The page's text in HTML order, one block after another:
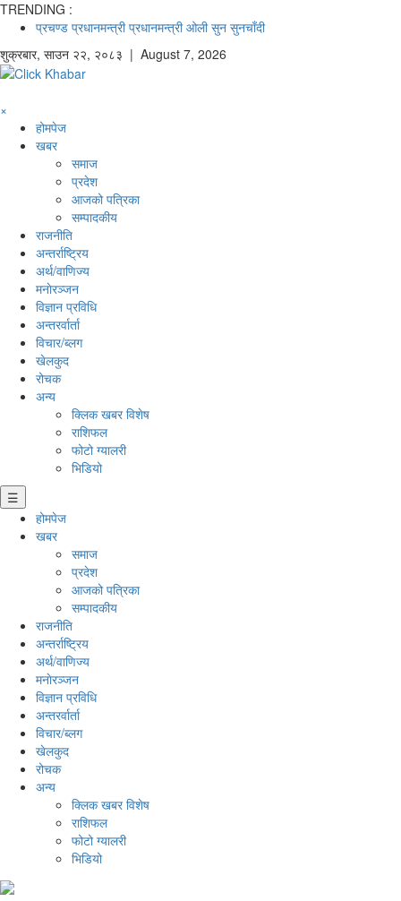
TRENDING :
प्रचण्ड प्रधानमन्त्री प्रधानमन्त्री ओली सुन सुनचाँदी
शुक्रबार, साउन २२, २०८३ | August 7, 2026
×
होमपेज
खबर
समाज
प्रदेश
आजको पत्रिका
सम्पादकीय
राजनीति
अन्तर्राष्ट्रिय
अर्थ/वाणिज्य
मनाेरञ्जन
विज्ञान प्रविधि
अन्तरर्वार्ता
विचार/ब्लग
खेलकुद
रोचक
अन्य
क्लिक खबर विशेष
राशिफल
फोटो ग्यालरी
भिडियो
☰
होमपेज
खबर
समाज
प्रदेश
आजको पत्रिका
सम्पादकीय
राजनीति
अन्तर्राष्ट्रिय
अर्थ/वाणिज्य
मनाेरञ्जन
विज्ञान प्रविधि
अन्तरर्वार्ता
विचार/ब्लग
खेलकुद
रोचक
अन्य
क्लिक खबर विशेष
राशिफल
फोटो ग्यालरी
भिडियो